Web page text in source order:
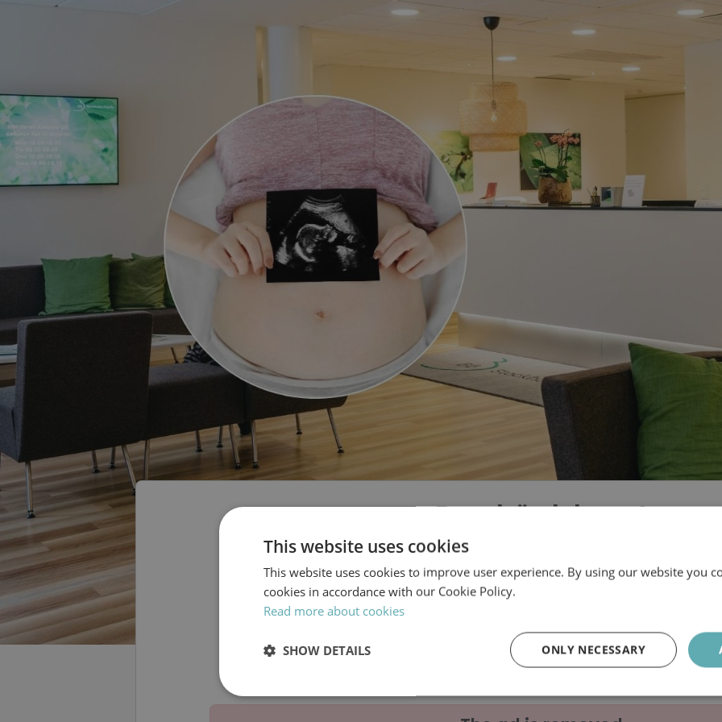
Barnbördshuset
Stockholm AB
BB Stockholm
CITY söker
This website uses cookies
This website uses cookies to improve user experience. By using our website you
cookies in accordance with our Cookie Policy.
Read more about cookies
ONLY NECESSARY
SHOW DETAILS
Strictly
Performance Targeting Functionality